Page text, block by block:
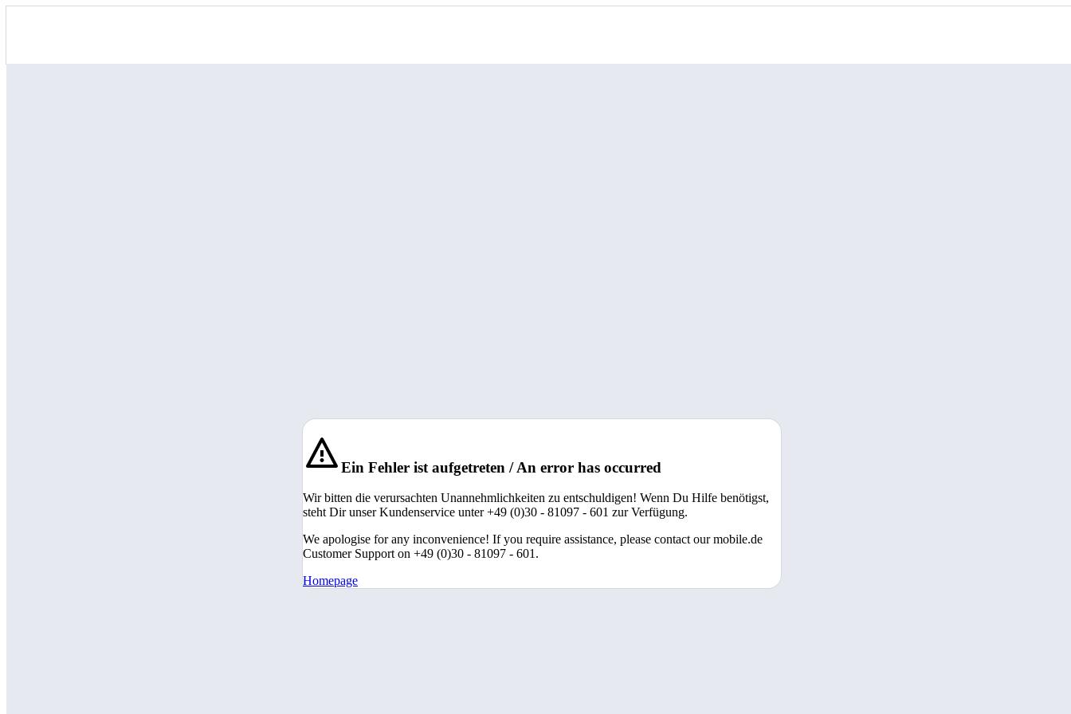
Ein Fehler ist aufgetreten / An error has occurred
Wir bitten die verursachten Unannehmlichkeiten zu entschuldigen! Wenn Du Hilfe benötigst,
steht Dir unser Kundenservice unter +49 (0)30 - 81097 - 601 zur Verfügung.
We apologise for any inconvenience! If you require assistance, please contact our mobile.de
Customer Support on +49 (0)30 - 81097 - 601.
Homepage